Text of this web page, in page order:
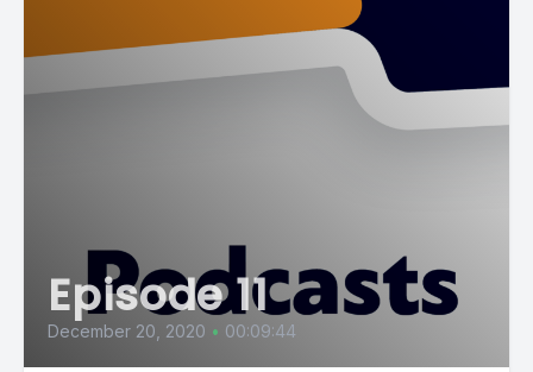
Episode 11
December 20, 2020 • 00:09:44